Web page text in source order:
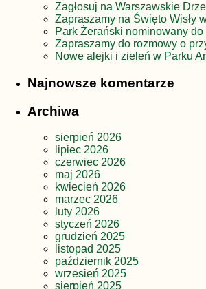
Zagłosuj na Warszawskie
Zapraszamy na Święto Wisły
Park Żerański nominowany
Zapraszamy do rozmowy o
Nowe alejki i zieleń w Parku
Najnowsze komentarze
Archiwa
sierpień 2026
lipiec 2026
czerwiec 2026
maj 2026
kwiecień 2026
marzec 2026
luty 2026
styczeń 2026
grudzień 2025
listopad 2025
październik 2025
wrzesień 2025
sierpień 2025